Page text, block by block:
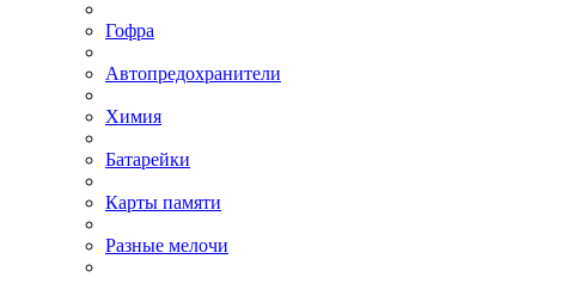
Гофра
Автопредохранители
Химия
Батарейки
Карты памяти
Разные мелочи